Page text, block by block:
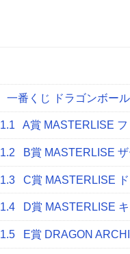
一番くじ ドラゴンボー
1.1 A賞 MASTERLISE
1.2 B賞 MASTERLISE
1.3 C賞 MASTERLISE
1.4 D賞 MASTERLISE
1.5 E賞 DRAGON